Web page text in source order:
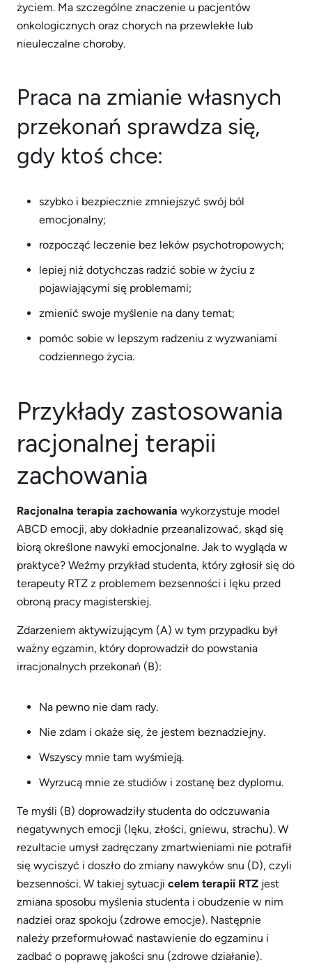
życiem. Ma szczególne znaczenie u pacjentów
onkologicznych oraz chorych na przewlekłe lub
nieuleczalne choroby.
Praca na zmianie własnych
przekonań sprawdza się,
gdy ktoś chce:
szybko i bezpiecznie zmniejszyć swój ból
emocjonalny;
rozpocząć leczenie bez leków psychotropowych;
lepiej niż dotychczas radzić sobie w życiu z
pojawiającymi się problemami;
zmienić swoje myślenie na dany temat;
pomóc sobie w lepszym radzeniu z wyzwaniami
codziennego życia.
Przykłady zastosowania
racjonalnej terapii
zachowania
Racjonalna terapia zachowania wykorzystuje model
ABCD emocji, aby dokładnie przeanalizować, skąd się
biorą określone nawyki emocjonalne. Jak to wygląda w
praktyce? Weźmy przykład studenta, który zgłosił się do
terapeuty RTZ z problemem bezsenności i lęku przed
obroną pracy magisterskiej.
Zdarzeniem aktywizującym (A) w tym przypadku był
ważny egzamin, który doprowadził do powstania
irracjonalnych przekonań (B):
Na pewno nie dam rady.
Nie zdam i okaże się, że jestem beznadziejny.
Wszyscy mnie tam wyśmieją.
Wyrzucą mnie ze studiów i zostanę bez dyplomu.
Te myśli (B) doprowadziły studenta do odczuwania
negatywnych emocji (lęku, złości, gniewu, strachu). W
rezultacie umysł zadręczany zmartwieniami nie potrafił
się wyciszyć i doszło do zmiany nawyków snu (D), czyli
bezsenności. W takiej sytuacji celem terapii RTZ jest
zmiana sposobu myślenia studenta i obudzenie w nim
nadziei oraz spokoju (zdrowe emocje). Następnie
należy przeformułować nastawienie do egzaminu i
zadbać o poprawę jakości snu (zdrowe działanie).